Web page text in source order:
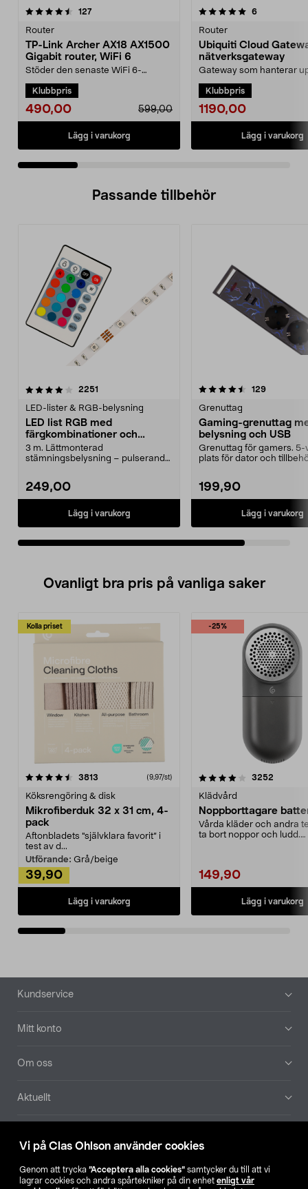
Vi på Clas Ohlson använder cookies
Genom att trycka ”Acceptera alla cookies” samtycker du till att vi
lagrar cookies och andra spårtekniker på din enhet enligt vår
127recensioner
Router
TP-Link Archer AX18 AX1500
Gigabit router, WiFi 6
Stöder den senaste WiFi 6-
effektiv streaming. AX15...
Klubbpris
490,00 599,00
Lägg i varukorg
5.0 av 5 stjärnor 6recensioner
Router
Ubiquiti Cloud
nätverksgateway
Gateway som hanterar
Ubiquiti Cloud ...
Klubbpris
1190,00
Lägg i varukorg
0.0 av 5 stjärnor
Passande tillbehör
2251
LED-lister & RGB-belysning
LED list RGB med
färgkombinationer och
fjärrkontroll, Cotech
3 m. Lättmonterad
stämningsbelysning – pulserande
249,00
Lägg i varukorg
4.5av 5 stjärnor 129
Grenuttag
Gaming-grenuttag
belysning och USB
Grenuttag för gamers. 5-
plats för dator och
199,90
Lägg i varukorg
Ovanligt bra pris på vanliga saker
Kolla priset
3813 (9,97/st)
Köksrengöring & disk
Mikrofiberduk 32 x 31 cm, 4-
pack
Aftonbladets "självklara favorit” i
test av d...
Utförande: Grå/beige
39,90
Lägg i varukorg
-25%
4.0av 5 stjärnor 3252
Klädvård
Noppborttagare
Vårda kläder och andra
ta bort noppor och ludd.
149,90
Lägg i varukorg
4.5av 5 stjärnor
Sidfot
Kundservice
Mitt konto
Om oss
Aktuellt
Hitta butik